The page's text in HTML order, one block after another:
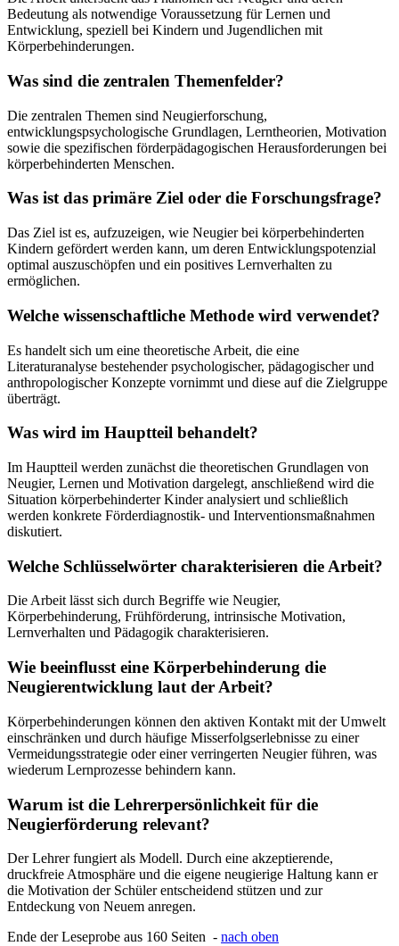
Bedeutung als notwendige Voraussetzung für Lernen und
Entwicklung, speziell bei Kindern und Jugendlichen mit
Körperbehinderungen.
Was sind die zentralen Themenfelder?
Die zentralen Themen sind Neugierforschung,
entwicklungspsychologische Grundlagen, Lerntheorien, Motivation
sowie die spezifischen förderpädagogischen Herausforderungen bei
körperbehinderten Menschen.
Was ist das primäre Ziel oder die Forschungsfrage?
Das Ziel ist es, aufzuzeigen, wie Neugier bei körperbehinderten
Kindern gefördert werden kann, um deren Entwicklungspotenzial
optimal auszuschöpfen und ein positives Lernverhalten zu
ermöglichen.
Welche wissenschaftliche Methode wird verwendet?
Es handelt sich um eine theoretische Arbeit, die eine
Literaturanalyse bestehender psychologischer, pädagogischer und
anthropologischer Konzepte vornimmt und diese auf die Zielgruppe
überträgt.
Was wird im Hauptteil behandelt?
Im Hauptteil werden zunächst die theoretischen Grundlagen von
Neugier, Lernen und Motivation dargelegt, anschließend wird die
Situation körperbehinderter Kinder analysiert und schließlich
werden konkrete Förderdiagnostik- und Interventionsmaßnahmen
diskutiert.
Welche Schlüsselwörter charakterisieren die Arbeit?
Die Arbeit lässt sich durch Begriffe wie Neugier,
Körperbehinderung, Frühförderung, intrinsische Motivation,
Lernverhalten und Pädagogik charakterisieren.
Wie beeinflusst eine Körperbehinderung die
Neugierentwicklung laut der Arbeit?
Körperbehinderungen können den aktiven Kontakt mit der Umwelt
einschränken und durch häufige Misserfolgserlebnisse zu einer
Vermeidungsstrategie oder einer verringerten Neugier führen, was
wiederum Lernprozesse behindern kann.
Warum ist die Lehrerpersönlichkeit für die
Neugierförderung relevant?
Der Lehrer fungiert als Modell. Durch eine akzeptierende,
druckfreie Atmosphäre und die eigene neugierige Haltung kann er
die Motivation der Schüler entscheidend stützen und zur
Entdeckung von Neuem anregen.
Ende der Leseprobe aus 160 Seiten - nach oben